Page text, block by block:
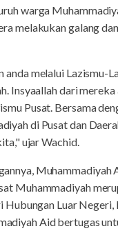
warga
melakukan galang
anda melalui Lazismu-
Insyaallah dari
Pusat. Bersama
di Pusat dan
ujar Wachid.
Muhammadiyah
Muhammadiyah
Hubungan Luar
Aid bertugas